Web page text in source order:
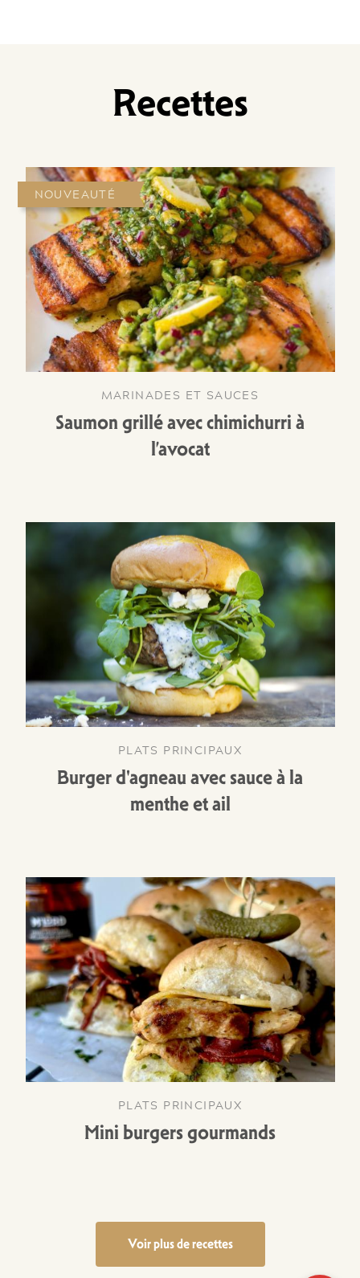
Recettes
NOUVEAUTÉ
MARINADES ET SAUCES
Saumon grillé avec chimichurri à
l’avocat
PLATS PRINCIPAUX
Burger d'agneau avec sauce à la
menthe et ail
PLATS PRINCIPAUX
Mini burgers gourmands
Voir plus de recettes